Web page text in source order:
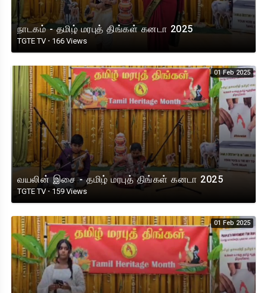
நாடகம் - தமிழ் மரபுத் திங்கள் கனடா 2025
TGTE TV · 166 Views
01 Feb 2025
வயலின் இசை - தமிழ் மரபுத் திங்கள் கனடா 2025
TGTE TV · 159 Views
01 Feb 2025